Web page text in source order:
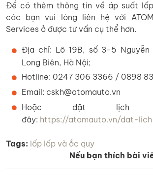
Để có thêm thông tin về áp suất
các bạn vui lòng liên hệ với
Services ở được tư vấn cụ thể hơn.
Địa chỉ: Lô 19B, số 3-5 Nguyễn
Long Biên, Hà Nội;
Hotline: 0247 306 3366 / 0898
Email: cskh@atomauto.vn
Hoặc đặt lịch
đây: https://atomauto.vn/dat-lich
Tags: lốp lốp và ắc quy
Nếu bạn thích bài